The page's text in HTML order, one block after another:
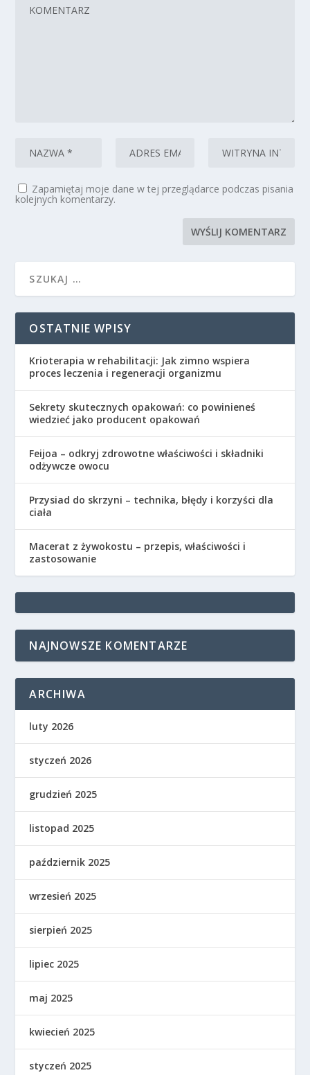
Zapamiętaj moje dane w tej przeglądarce podczas pisania
kolejnych komentarzy.
OSTATNIE WPISY
Krioterapia w rehabilitacji: Jak zimno wspiera
proces leczenia i regeneracji organizmu
Sekrety skutecznych opakowań: co powinieneś
wiedzieć jako producent opakowań
Feijoa – odkryj zdrowotne właściwości i składniki
odżywcze owocu
Przysiad do skrzyni – technika, błędy i korzyści dla
ciała
Macerat z żywokostu – przepis, właściwości i
zastosowanie
NAJNOWSZE KOMENTARZE
ARCHIWA
luty 2026
styczeń 2026
grudzień 2025
listopad 2025
październik 2025
wrzesień 2025
sierpień 2025
lipiec 2025
maj 2025
kwiecień 2025
styczeń 2025